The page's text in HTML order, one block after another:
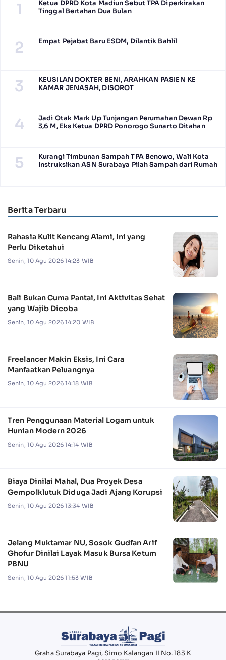
1
Ketua DPRD Kota Madiun Sebut TPA Diperkirakan
Tinggal Bertahan Dua Bulan
2 Empat Pejabat Baru ESDM, Dilantik Bahlil
3
KEUSILAN DOKTER BENI, ARAHKAN PASIEN KE
KAMAR JENASAH, DISOROT
4
Jadi Otak Mark Up Tunjangan Perumahan Dewan Rp
3,6 M, Eks Ketua DPRD Ponorogo Sunarto Ditahan
5
Kurangi Timbunan Sampah TPA Benowo, Wali Kota
Instruksikan ASN Surabaya Pilah Sampah dari Rumah
Berita Terbaru
Rahasia Kulit Kencang Alami, Ini yang
Perlu Diketahui
Senin, 10 Agu 2026 14:23 WIB
Bali Bukan Cuma Pantai, Ini Aktivitas Sehat
yang Wajib Dicoba
Senin, 10 Agu 2026 14:20 WIB
Freelancer Makin Eksis, Ini Cara
Manfaatkan Peluangnya
Senin, 10 Agu 2026 14:18 WIB
Tren Penggunaan Material Logam untuk
Hunian Modern 2026
Senin, 10 Agu 2026 14:14 WIB
Biaya Dinilai Mahal, Dua Proyek Desa
Gempolklutuk Diduga Jadi Ajang Korupsi
Senin, 10 Agu 2026 13:34 WIB
Jelang Muktamar NU, Sosok Gudfan Arif
Ghofur Dinilai Layak Masuk Bursa Ketum
PBNU
Senin, 10 Agu 2026 11:53 WIB
Graha Surabaya Pagi, Simo Kalangan II No. 183 K